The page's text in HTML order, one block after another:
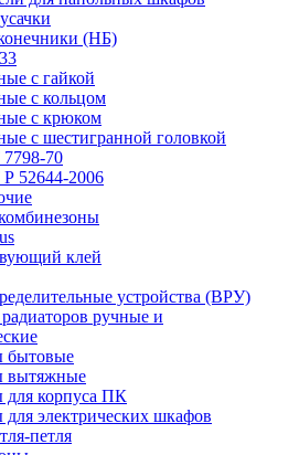
(НБ)
с гайкой
с кольцом
с крюком
с шестигранной головкой
70
52644-2006
клей
устройства (ВРУ)
ручные и
бытовые
вытяжные
для корпуса ПК
электрических шкафов
петля